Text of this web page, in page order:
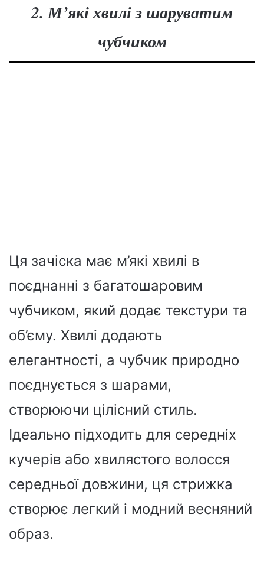
2. М’які хвилі з шаруватим
чубчиком
Ця зачіска має м’які хвилі в
поєднанні з багатошаровим
чубчиком, який додає текстури та
об’єму. Хвилі додають
елегантності, а чубчик природно
поєднується з шарами,
створюючи цілісний стиль.
Ідеально підходить для середніх
кучерів або хвилястого волосся
середньої довжини, ця стрижка
створює легкий і модний весняний
образ.